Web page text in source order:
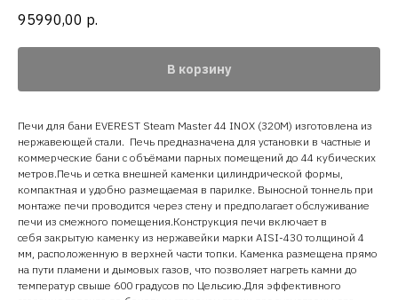
95990,00 р.
В корзину
Печи для бани EVEREST Steam Master 44 INOX (320М) изготовлена из
нержавеющей стали. Печь предназначена для установки в частные и
коммерческие бани с объёмами парных помещений до 44 кубических
метров.Печь и сетка внешней каменки цилиндрической формы,
компактная и удобно размещаемая в парилке. Выносной тоннель при
монтаже печи проводится через стену и предполагает обслуживание
печи из смежного помещения.Конструкция печи включает в
себя закрытую каменку из нержавейки марки AISI-430 толщиной 4
мм, расположенную в верхней части топки. Каменка размещена прямо
на пути пламени и дымовых газов, что позволяет нагреть камни до
температур свыше 600 градусов по Цельсию.Для эффективного